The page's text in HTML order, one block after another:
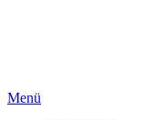
Menü